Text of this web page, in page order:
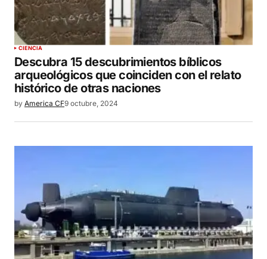
CIENCIA
Descubra 15 descubrimientos bíblicos
arqueológicos que coinciden con el relato
histórico de otras naciones
by America CF9 octubre, 2024